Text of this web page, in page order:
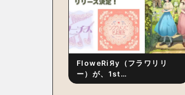
FloweRiЯy（フラワリリ
ー）が、1st
Album『FloweRiЯy』を9